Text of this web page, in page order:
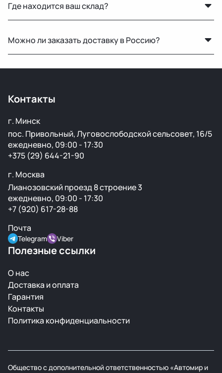
работаем по безналичному расчёту.
Где находится ваш склад?
есть склад в России для ускоренной доставки по РФ.
Можно ли заказать доставку в Россию?
Контакты
г. Минск
пос. Привольный, Луговослободской сельсовет, 16/5
ежедневно, 09:00 - 17:30
+375 (29) 644-21-90
г. Москва
Лианозовский проезд 8 строение 3
ежедневно, 09:00 - 17:30
+7 (920) 617-28-88
Почта
Telegram Viber
Полезные ссылки
О нас
Доставка и оплата
Гарантия
Контакты
Политика конфиденциальности
Общество с дополнительной ответственностью «Автомир и